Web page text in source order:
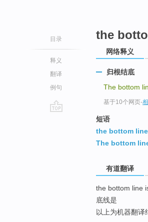
目录
释义
翻译
例句
the
网络释义
归根结底
The bottom
基于10个网页-
短语
the bottom
The bottom
有道翻译
the bottom line
底线是
以上为机器翻译